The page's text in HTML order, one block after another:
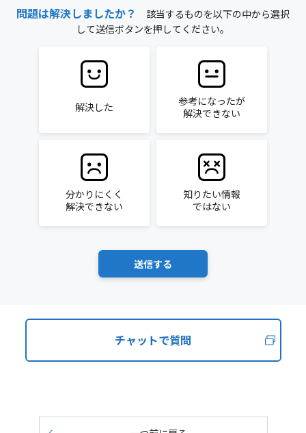
問題は解決しましたか？
該当するものを以下の中から選択
して送信ボタンを押してください。
解決した
参考になったが
解決できない
分かりにくく
解決できない
知りたい情報
ではない
チャットで質問